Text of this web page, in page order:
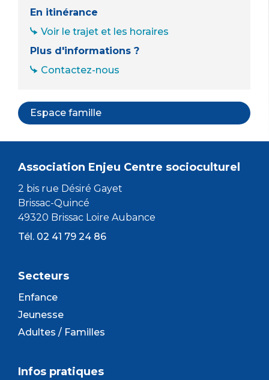
En itinérance
Voir le trajet et les horaires
Plus d'informations ?
Contactez-nous
Espace famille
Association Enjeu Centre socioculturel
2 bis rue Désiré Gayet
Brissac-Quincé
49320 Brissac Loire Aubance
Tél. 02 41 79 24 86
Secteurs
Enfance
Jeunesse
Adultes / Familles
Infos pratiques